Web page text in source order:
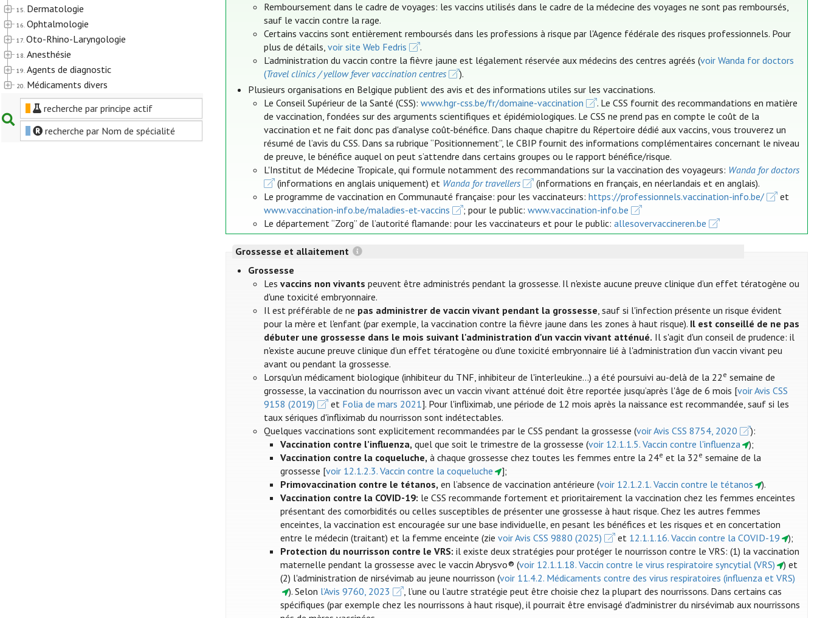
15. Dermatologie
16. Ophtalmologie
17. Oto-Rhino-Laryngologie
18. Anesthésie
19. Agents de diagnostic
20. Médicaments divers
recherche par principe actif
recherche par Nom de spécialité
Remboursement dans le cadre de voyages: les vaccins utilisés dans le cadre de la médecine des voyages ne sont pas remboursés,
sauf le vaccin contre la rage.
Certains vaccins sont entièrement remboursés dans les professions à risque par l'Agence fédérale des risques professionnels. Pour
plus de détails,voir site Web Fedris
.
L’administration du vaccin contre la fièvre jaune est légalement réservée aux médecins des centres agréés (voir Wanda for doctors
(Travel clinics / yellow fever vaccination centres
).
Plusieurs organisations en Belgique publient des avis et des informations utiles sur les vaccinations.
Le Conseil Supérieur de la Santé (CSS):www.hgr-css.be/fr/domaine-vaccination
. Le CSS fournit des recommandations en matière
de vaccination, fondées sur des arguments scientifiques et épidémiologiques. Le CSS ne prend pas en compte le coût de la
vaccination et ne fait donc pas d'analyse coût-bénéfice. Dans chaque chapitre du Répertoire dédié aux vaccins, vous trouverez un
résumé de l’avis du CSS. Dans sa rubrique “Positionnement”, le CBIP fournit des informations complémentaires concernant le niveau
de preuve, le bénéfice auquel on peut s’attendre dans certains groupes ou le rapport bénéfice/risque.
L'Institut de Médecine Tropicale, qui formule notamment des recommandations sur la vaccination des voyageurs: Wanda for doctors
(informations en anglais uniquement) et Wanda for travellers
(informations en français, en néerlandais et en anglais).
Le programme de vaccination en Communauté française: pour les vaccinateurs:https://professionnels.vaccination-info.be/
et
www.vaccination-info.be/maladies-et-vaccins
; pour le public:www.vaccination-info.be
Le département “Zorg” de l’autorité flamande: pour les vaccinateurs et pour le public:allesovervaccineren.be
Grossesse et allaitement
Grossesse
Lesvaccins non vivants peuvent être administrés pendant la grossesse. Il n'existe aucune preuve clinique d’un effet tératogène ou
d'une toxicité embryonnaire.
Il est préférable de ne pas administrer de vaccin vivant pendant la grossesse, sauf si l'infection présente un risque évident
pour la mère et l'enfant (par exemple, la vaccination contre la fièvre jaune dans les zones à haut risque). Il est conseillé de ne pas
débuter une grossesse dans le mois suivant l'administration d'un vaccin vivant atténué. Il s'agit d'un conseil de prudence: il
n'existe aucune preuve clinique d’un effet tératogène ou d'une toxicité embryonnaire lié à l'administration d'un vaccin vivant peu
avant ou pendant la grossesse.
Lorsqu'un médicament biologique (inhibiteur du TNF, inhibiteur de l'interleukine...) a été poursuivi au-delà de la 22 e semaine de
grossesse, la vaccination du nourrisson avec un vaccin vivant atténué doit être reportée jusqu’après l'âge de 6 mois [voir Avis CSS
9158 (2019)
et Folia de mars 2021]. Pour l'infliximab, une période de 12 mois après la naissance est recommandée, sauf si les
taux sériques d'infliximab du nourrisson sont indétectables.
Quelques vaccinations sont explicitement recommandées par le CSS pendant la grossesse (voir Avis CSS 8754, 2020
):
Vaccination contre l’influenza,quel que soit le trimestre de la grossesse (voir 12.1.1.5. Vaccin contre l'influenza
);
Vaccination contre la coqueluche, à chaque grossesse chez toutes les femmes entre la 24e et la 32 e semaine de la
grossesse [voir 12.1.2.3. Vaccin contre la coqueluche
];
Primovaccination contre le tétanos, en l’absence de vaccination antérieure (voir 12.1.2.1. Vaccin contre le tétanos
).
Vaccination contre la COVID-19: le CSS recommande fortement et prioritairement la vaccination chez les femmes enceintes
présentant des comorbidités ou celles susceptibles de présenter une grossesse à haut risque. Chez les autres femmes
enceintes, la vaccination est encouragée sur une base individuelle, en pesant les bénéfices et les risques et en concertation
entre le médecin (traitant) et la femme enceinte (zie voir Avis CSS 9880 (2025) et 12.1.1.16. Vaccin contre la COVID-19
);
Protection du nourrisson contre le VRS: il existe deux stratégies pour protéger le nourrisson contre le VRS: (1) la vaccination
maternelle pendant la grossesse avec le vaccin Abrysvo® (voir 12.1.1.18. Vaccin contre le virus respiratoire syncytial (VRS)
) et
(2) l'administration de nirsévimab au jeune nourrisson (voir 11.4.2. Médicaments contre des virus respiratoires (influenza et VRS)
). Selon l’Avis 9760, 2023
, l’une ou l’autre stratégie peut être choisie chez la plupart des nourrissons. Dans certains cas
spécifiques (par exemple chez les nourrissons à haut risque), il pourrait être envisagé d'administrer du nirsévimab aux nourrissons